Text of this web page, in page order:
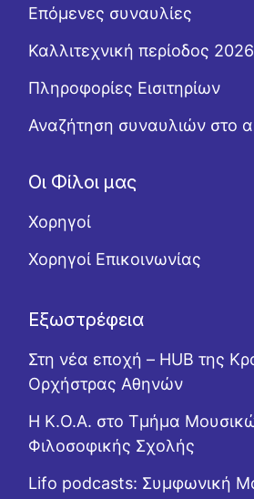
Επόμενες συναυλίες
Καλλιτεχνική περίοδος
Πληροφορίες Εισιτηρίων
Αναζήτηση συναυλιών στο
Οι Φίλοι μας
Χορηγοί
Χορηγοί Επικοινωνίας
Εξωστρέφεια
Στη νέα εποχή – HUB της
Ορχήστρας Αθηνών
Η Κ.Ο.Α. στο Τμήμα
Φιλοσοφικής Σχολής
Lifo podcasts: Συμφωνική